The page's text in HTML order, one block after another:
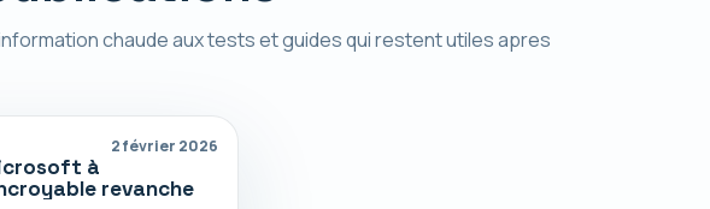
chaude aux tests et guides qui restent utiles apres
2 février 2026
à
revanche